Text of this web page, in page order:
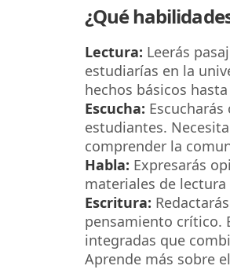
¿Qué
Lectura: Leerás
estudiarías en la
hechos básicos
Escucha:
estudiantes.
comprender la
Habla: Expresarás
materiales de lectura
Escritura:
pensamiento crítico.
integradas que
Aprende más sobre el